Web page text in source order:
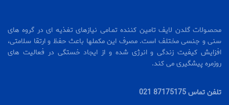
محصـولات گلدن لایف تامین کننده تمـامی نیازهای تغذیه ای در گروه های
سنی و جنسی مختلف است. مصرف این مکملها باعث حفظ و ارتقا سلامتی،
افزایش کیفیت زندگی و انرژی شده و از ایجاد خستگی در فعالیت های
روزمره پیشگیری می کند.
تلفن تماس 87175175 021